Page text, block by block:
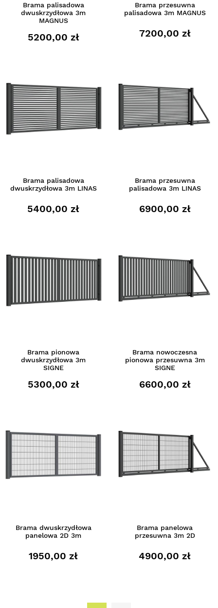
Brama palisadowa
dwuskrzydłowa 3m
MAGNUS
5200,00 zł
Brama przesuwna
palisadowa 3m MAGNUS
7200,00 zł
Brama palisadowa
dwuskrzydłowa 3m LINAS
5400,00 zł
Brama przesuwna
palisadowa 3m LINAS
6900,00 zł
Brama pionowa
dwuskrzydłowa 3m
SIGNE
5300,00 zł
Brama nowoczesna
pionowa przesuwna 3m
SIGNE
6600,00 zł
Brama dwuskrzydłowa
panelowa 2D 3m
1950,00 zł
Brama panelowa
przesuwna 3m 2D
4900,00 zł